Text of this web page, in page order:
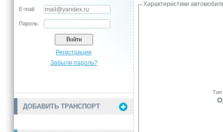
E-mail:
Пароль:
Регистрация
Забыли пароль?
ДОБАВИТЬ ТРАНСПОРТ
Характеристики
Тип